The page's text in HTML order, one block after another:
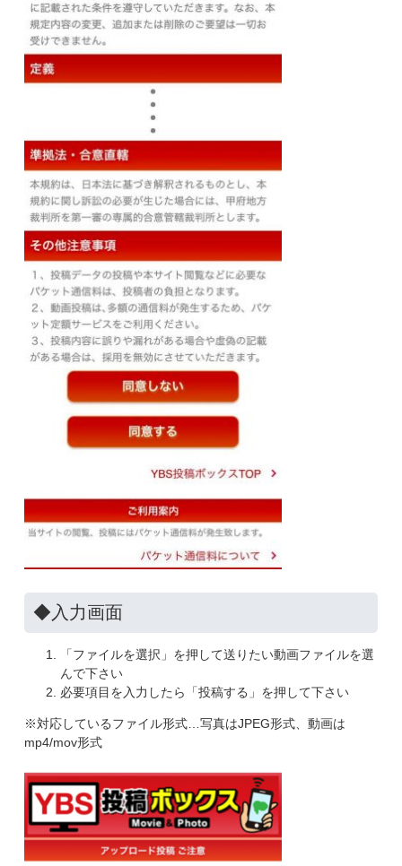
◆入力画面
「ファイルを選択」を押して送りたい動画ファイルを選
んで下さい
必要項目を入力したら「投稿する」を押して下さい
※対応しているファイル形式…写真はJPEG形式、動画は
mp4/mov形式